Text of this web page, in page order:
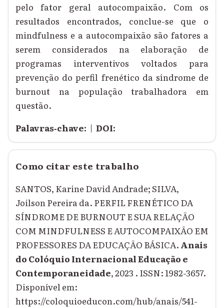
pelo fator geral autocompaixão. Com os
resultados encontrados, conclue-se que o
mindfulness e a autocompaixão são fatores a
serem considerados na elaboração de
programas interventivos voltados para
prevenção do perfil frenético da síndrome de
burnout na população trabalhadora em
questão.
Palavras‑chave: | DOI:
Como citar este trabalho
SANTOS, Karine David Andrade; SILVA,
Joilson Pereira da. PERFIL FRENÉTICO DA
SÍNDROME DE BURNOUT E SUA RELAÇÃO
COM MINDFULNESS E AUTOCOMPAIXÃO EM
PROFESSORES DA EDUCAÇÃO BÁSICA. Anais
do Colóquio Internacional Educação e
Contemporaneidade, 2023 . ISSN: 1982-3657.
Disponível em:
https://coloquioeducon.com/hub/anais/541-